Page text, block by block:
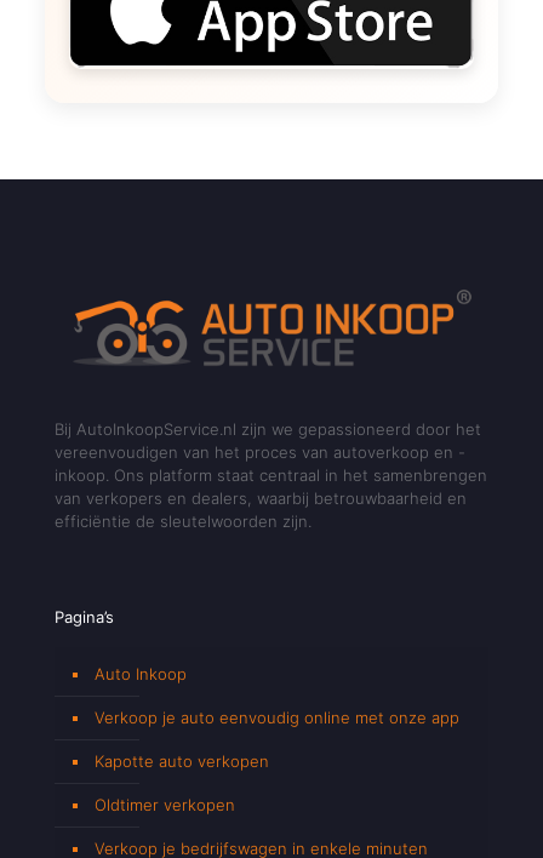
Bij AutoInkoopService.nl zijn we gepassioneerd door het
vereenvoudigen van het proces van autoverkoop en -
inkoop. Ons platform staat centraal in het samenbrengen
van verkopers en dealers, waarbij betrouwbaarheid en
efficiëntie de sleutelwoorden zijn.
Pagina’s
Auto Inkoop
Verkoop je auto eenvoudig online met onze app
Kapotte auto verkopen
Oldtimer verkopen
Verkoop je bedrijfswagen in enkele minuten